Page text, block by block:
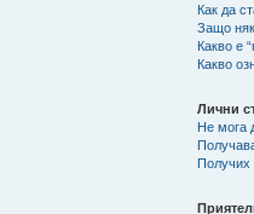
Как да
Защо
Какво е
Какво
Лични
Не мога
Получих